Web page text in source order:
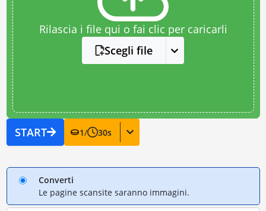
Rilascia i file qui o fai clic per caricarli
Scegli file
START 1/ 30s
Converti
Le pagine scansite saranno immagini.